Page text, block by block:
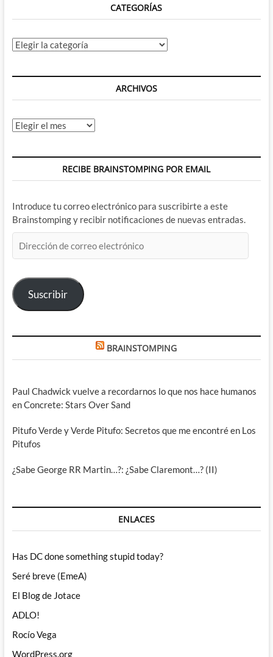
CATEGORÍAS
Categorías
ARCHIVOS
Archivos
RECIBE BRAINSTOMPING POR EMAIL
Introduce tu correo electrónico para suscribirte a este
Brainstomping y recibir notificaciones de nuevas entradas.
de
electrónico
Suscribir
BRAINSTOMPING
Paul Chadwick vuelve a recordarnos lo que nos hace humanos
en Concrete: Stars Over Sand
Pitufo Verde y Verde Pitufo: Secretos que me encontré en Los
Pitufos
¿Sabe George RR Martin…?: ¿Sabe Claremont…? (II)
ENLACES
Has DC done something stupid today?
Seré breve (EmeA)
El Blog de Jotace
ADLO!
Rocío Vega
WordPress.org